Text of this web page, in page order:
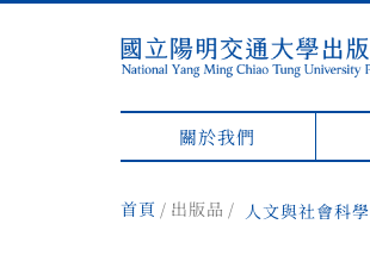
關於我們
首頁 出版品 人文與社會科學